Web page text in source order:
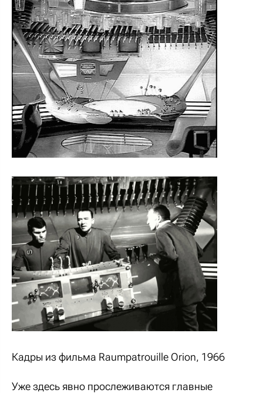
Кадры из фильма Raumpatrouille Orion, 1966
Уже здесь явно прослеживаются главные